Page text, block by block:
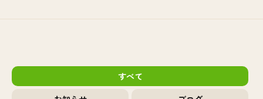
すべて